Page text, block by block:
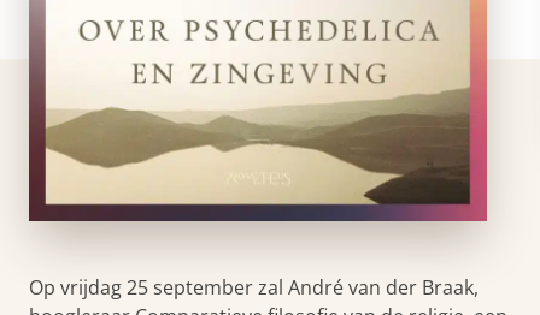
Op vrijdag 25 september zal André van der Braak,